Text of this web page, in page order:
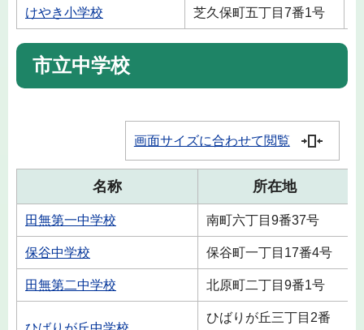
けやき小学校 芝久保町五丁目7番1号
市立中学校
画面サイズに合わせて閲覧
名称 所在地
田無第一中学校 南町六丁目9番37号
保谷中学校 保谷町一丁目17番4号
田無第二中学校 北原町二丁目9番1号
ひばりが丘三丁目2番